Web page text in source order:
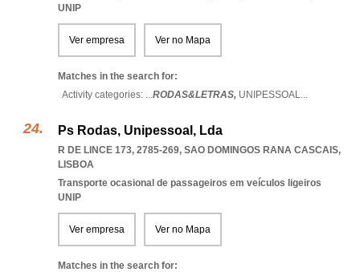
UNIP
Ver empresa Ver no Mapa
Matches in the search for:
Activity categories: ...RODAS&LETRAS, UNIPESSOAL...
Ps Rodas, Unipessoal, Lda
R DE LINCE 173, 2785-269, SAO DOMINGOS RANA CASCAIS,
LISBOA
Transporte ocasional de passageiros em veículos ligeiros
UNIP
Ver empresa Ver no Mapa
Matches in the search for: